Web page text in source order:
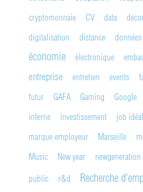
cryptomonnaie
CV data
digitalisation distance données
économie électronique
entreprise entretien events
futur
GAFA Gaming Google
interne
investissement job idéal
marque employeur Marseille
Music
New year newgeneration
public
r&d Recherche